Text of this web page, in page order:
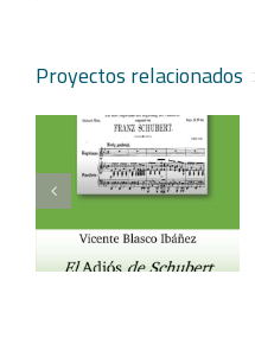
Proyectos relacionados
Vicente Blasco Ibáñez,
Hugo de Moncada